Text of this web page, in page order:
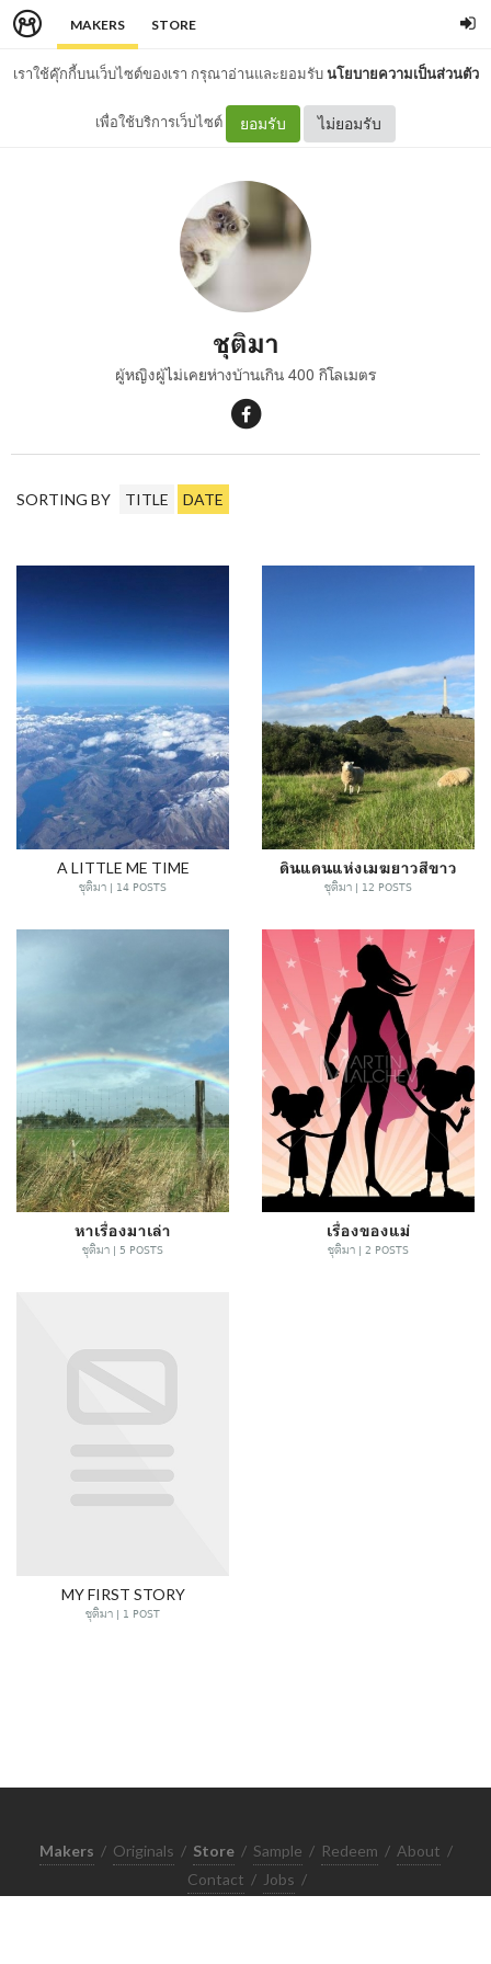
MAKERS STORE
เราใช้คุ๊กกี้บนเว็บไซต์ของเรา กรุณาอ่านและยอมรับนโยบายความเป็นส่วนตัว
เพื่อใช้บริการเว็บไซต์ ยอมรับ ไม่ยอมรับ
ชุติมา
ผู้หญิงผู้ไม่เคยห่างบ้านเกิน 400 กิโลเมตร
SORTING BY TITLE DATE
A LITTLE ME TIME
ชุติมา | 14 POSTS
ดินแดนแห่งเมฆยาวสีขาว
ชุติมา | 12 POSTS
หาเรื่องมาเล่า
ชุติมา | 5 POSTS
เรื่องของแม่
ชุติมา | 2 POSTS
MY FIRST STORY
ชุติมา | 1 POST
Makers / Originals / Store / Sample / Redeem / About /
Contact / Jobs /